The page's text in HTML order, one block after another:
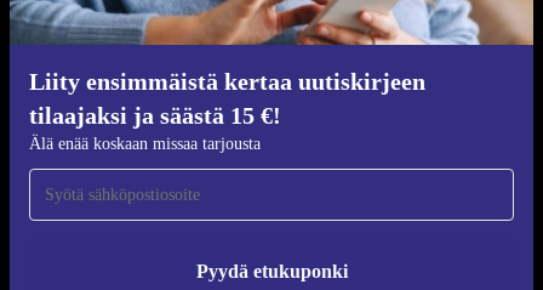
Liity ensimmäistä kertaa uutiskirjeen
tilaajaksi ja säästä 15 €!
Älä enää koskaan missaa tarjousta
Pyydä etukuponki
Kestävyys
Laatu
Tietoa meistä